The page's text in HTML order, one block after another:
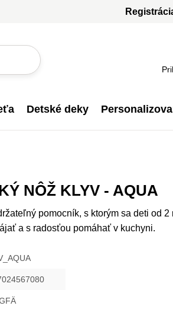
€ -
Detské deky
NÔŽ KLYV - AQUA
pomocník, s ktorým sa deti od 2
a s radosťou pomáhať v kuchyni.